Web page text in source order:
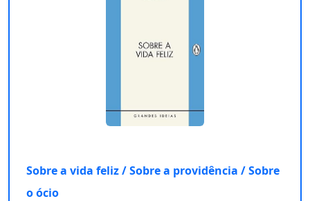
Sobre a vida feliz / Sobre a providência / Sobre
o ócio